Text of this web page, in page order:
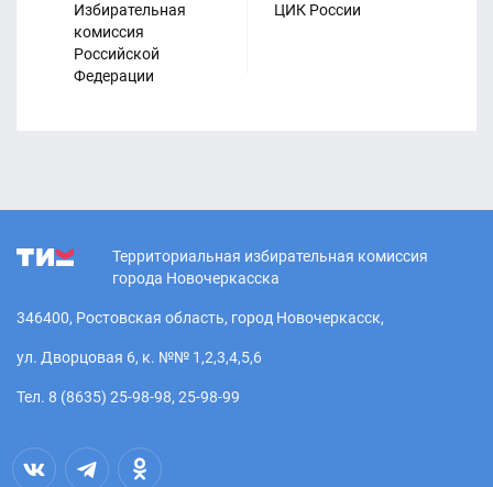
Избирательная
комиссия
Российской
Федерации
ЦИК России
Территориальная избирательная комиссия
города Новочеркасска
346400, Ростовская область, город Новочеркасск,
ул. Дворцовая 6, к. №№ 1,2,3,4,5,6
Тел. 8 (8635) 25-98-98, 25-98-99